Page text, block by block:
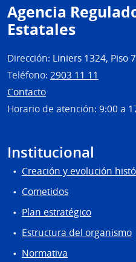
Agencia
Estatales
Dirección: Liniers 1324, Piso
Teléfono: 2903 11 11
Contacto
Horario de atención: 9:00 a
Institucional
Creación y evolución
Cometidos
Plan estratégico
Estructura del organismo
Normativa